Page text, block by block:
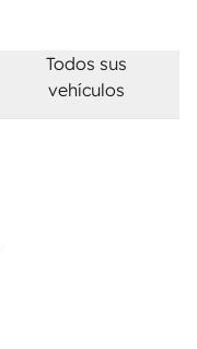
Todos sus
vehículos